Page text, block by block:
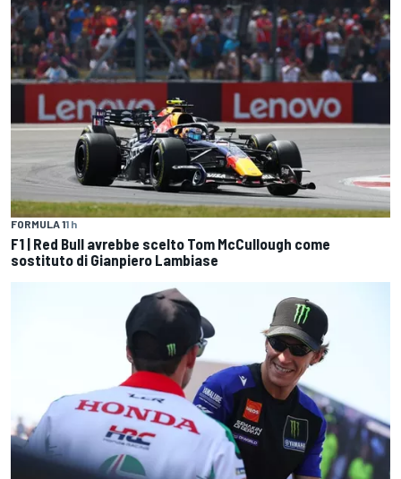
FORMULA 11 h
F1 | Red Bull avrebbe scelto Tom McCullough come
sostituto di Gianpiero Lambiase